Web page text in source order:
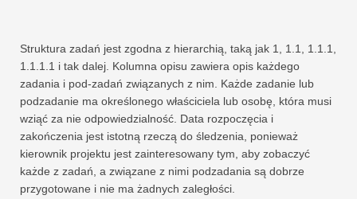
Struktura zadań jest zgodna z hierarchią, taką jak 1, 1.1, 1.1.1,
1.1.1.1 i tak dalej. Kolumna opisu zawiera opis każdego
zadania i pod-zadań związanych z nim. Każde zadanie lub
podzadanie ma określonego właściciela lub osobę, która musi
wziąć za nie odpowiedzialność. Data rozpoczęcia i
zakończenia jest istotną rzeczą do śledzenia, ponieważ
kierownik projektu jest zainteresowany tym, aby zobaczyć
każde z zadań, a związane z nimi podzadania są dobrze
przygotowane i nie ma żadnych zaległości.